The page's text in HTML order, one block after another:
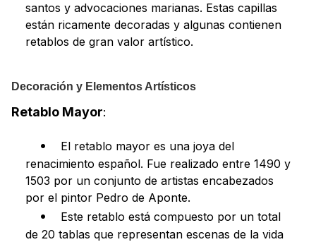
santos y advocaciones marianas. Estas capillas
están ricamente decoradas y algunas contienen
retablos de gran valor artístico.
Decoración y Elementos Artísticos
Retablo Mayor:
El retablo mayor es una joya del
renacimiento español. Fue realizado entre 1490 y
1503 por un conjunto de artistas encabezados
por el pintor Pedro de Aponte.
Este retablo está compuesto por un total
de 20 tablas que representan escenas de la vida